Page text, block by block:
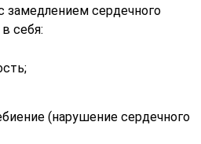
сердечного
себя:
(нарушение сердечного